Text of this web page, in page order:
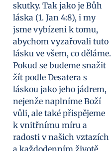
skutky. Tak jako je Bůh
láska (1. Jan 4:8), i my
jsme vybízeni k tomu,
abychom vyzařovali tuto
lásku ve všem, co děláme.
Pokud se budeme snažit
žít podle Desatera s
láskou jako jeho jádrem,
nejenže naplníme Boží
vůli, ale také přispějeme
k vnitřnímu míru a
radosti v našich vztazích